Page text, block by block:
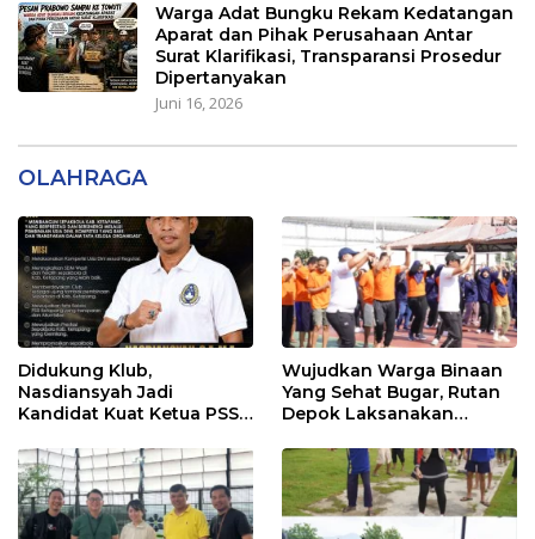
Warga Adat Bungku Rekam Kedatangan
Aparat dan Pihak Perusahaan Antar
Surat Klarifikasi, Transparansi Prosedur
Dipertanyakan
Juni 16, 2026
OLAHRAGA
Didukung Klub,
Nasdiansyah Jadi
Kandidat Kuat Ketua PSSI
Wujudkan Warga Binaan
Yang Sehat Bugar, Rutan
Depok Laksanakan